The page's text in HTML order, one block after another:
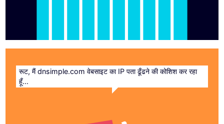
रूट, मैं dnsimple.com वेबसाइट का IP पता ढूँढने की कोशिश कर रहा
हूँ...